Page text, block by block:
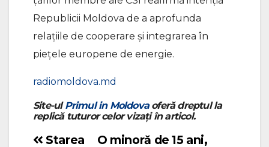
Republicii Moldova de a aprofunda
relațiile de cooperare și integrarea în
piețele europene de energie.
radiomoldova.md
Site-ulPrimul in Moldovaoferă dreptul la
replică tuturor celor vizați în articol.
Navigare
O minoră de 15 ani,
Starea